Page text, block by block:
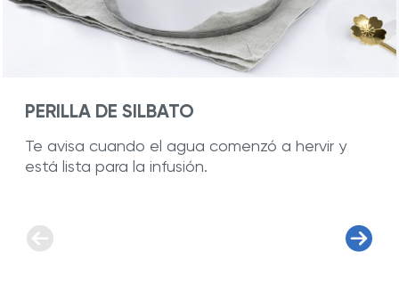
PERILLA DE SILBATO
Te avisa cuando el agua comenzó a hervir y
está lista para la infusión.